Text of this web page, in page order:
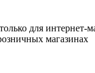
для интернет-
магазинах